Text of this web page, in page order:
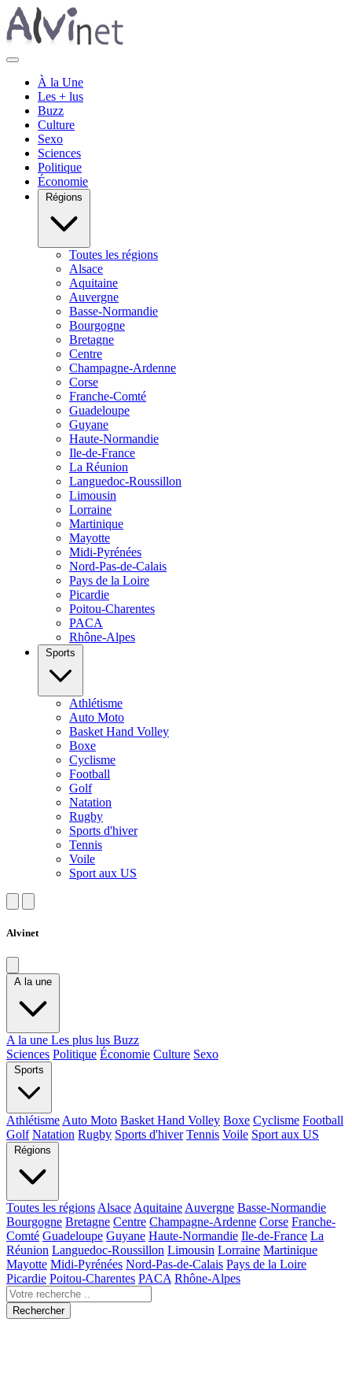
À la Une
Les + lus
Buzz
Culture
Sexo
Sciences
Politique
Économie
Régions
Toutes les régions
Alsace
Aquitaine
Auvergne
Basse-Normandie
Bourgogne
Bretagne
Centre
Champagne-Ardenne
Corse
Franche-Comté
Guadeloupe
Guyane
Haute-Normandie
Ile-de-France
La Réunion
Languedoc-Roussillon
Limousin
Lorraine
Martinique
Mayotte
Midi-Pyrénées
Nord-Pas-de-Calais
Pays de la Loire
Picardie
Poitou-Charentes
PACA
Rhône-Alpes
Sports
Athlétisme
Auto Moto
Basket Hand Volley
Boxe
Cyclisme
Football
Golf
Natation
Rugby
Sports d'hiver
Tennis
Voile
Sport aux US
Alvinet
A la une
A la une Les plus lus Buzz
Sciences Politique Économie Culture Sexo
Sports
Athlétisme Auto Moto Basket Hand Volley Boxe Cyclisme Football
Golf Natation Rugby Sports d'hiver Tennis Voile Sport aux US
Régions
Toutes les régions Alsace Aquitaine Auvergne Basse-Normandie
Bourgogne Bretagne Centre Champagne-Ardenne Corse Franche-
Comté Guadeloupe Guyane Haute-Normandie Ile-de-France La
Réunion Languedoc-Roussillon Limousin Lorraine Martinique
Mayotte Midi-Pyrénées Nord-Pas-de-Calais Pays de la Loire
Picardie Poitou-Charentes PACA Rhône-Alpes
Rechercher